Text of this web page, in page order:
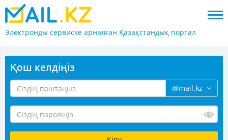
Электронды сервиске арналған Қазақстандық портал
Қош келдіңіз
@mail.kz